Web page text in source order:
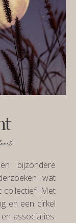
bijzondere
wat
collectief. Met
en een cirkel
associaties.